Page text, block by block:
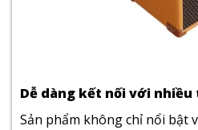
Dễ dàng kết nối với
Sản phẩm không chỉ nổi bật